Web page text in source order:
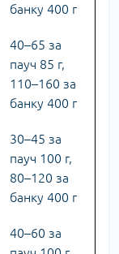
банку 400 г
40–65 за
пауч 85 г,
110–160 за
банку 400 г
30–45 за
пауч 100 г,
80–120 за
банку 400 г
40–60 за